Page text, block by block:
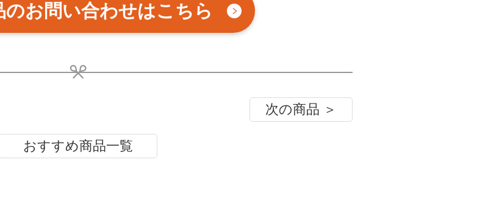
のお問い合わせはこちら
次の商品 ＞
おすすめ商品一覧